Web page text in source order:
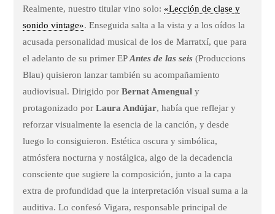
Realmente, nuestro titular vino solo: «Lección de clase y
sonido vintage». Enseguida salta a la vista y a los oídos la
acusada personalidad musical de los de Marratxí, que para
el adelanto de su primer EPAntes de las seis (Produccions
Blau) quisieron lanzar también su acompañamiento
audiovisual. Dirigido porBernat Amengualy
protagonizado porLaura Andújar, había que reflejar y
reforzar visualmente la esencia de la canción, y desde
luego lo consiguieron. Estética oscura y simbólica,
atmósfera nocturna y nostálgica, algo de la decadencia
consciente que sugiere la composición, junto a la capa
extra de profundidad que la interpretación visual suma a la
auditiva. Lo confesó Vigara, responsable principal de